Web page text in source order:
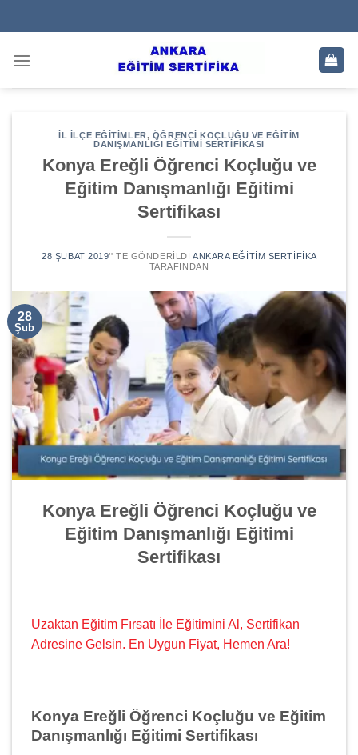
to
İL İLÇE EĞITIMLER, ÖĞRENCI KOÇLUĞU VE EĞITIM
DANIŞMANLIĞI EĞITIMI SERTIFIKASI
Konya Ereğli Öğrenci Koçluğu ve
Eğitim Danışmanlığı Eğitimi
Sertifikası
28 ŞUBAT 2019’' TE GÖNDERILDI ANKARA EĞITIM SERTIFIKA
TARAFINDAN
28
Şub
Konya Ereğli Öğrenci Koçluğu ve
Eğitim Danışmanlığı Eğitimi
Sertifikası
Uzaktan Eğitim Fırsatı İle Eğitimini Al, Sertifikan
Adresine Gelsin. En Uygun Fiyat, Hemen Ara!
Konya Ereğli Öğrenci Koçluğu ve Eğitim
Danışmanlığı Eğitimi Sertifikası